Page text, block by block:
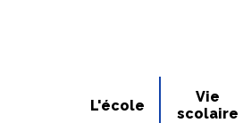
L'école
Vie
scolaire